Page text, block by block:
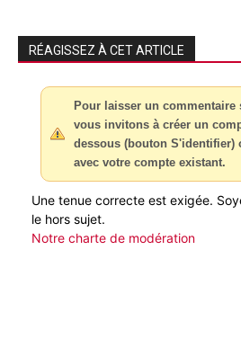
RÉAGISSEZ À CET ARTICLE
Pour laisser un
vous invitons à créer un
dessous (bouton S'identifier)
avec votre compte existant.
Une tenue correcte est exigée.
le hors sujet.
Notre charte de modération